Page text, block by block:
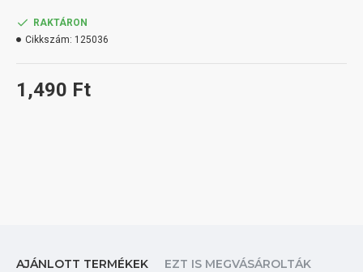
1,490 Ft
RAKTÁRON
Cikkszám: 125036
AJÁNLOTT TERMÉKEK EZT IS MEGVÁSÁROLTÁK